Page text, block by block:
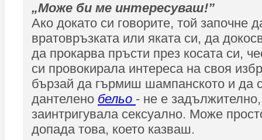
„Може би ме интересуваш!”
Ако докато си говорите, той започне
вратовръзката или яката си, да
да прокарва пръсти през косата си,
си провокирала интереса на своя
бързай да гърмиш шампанското и да
дантелено бельо - не е задължително,
заинтригувала сексуално. Може
допада това, което казваш.